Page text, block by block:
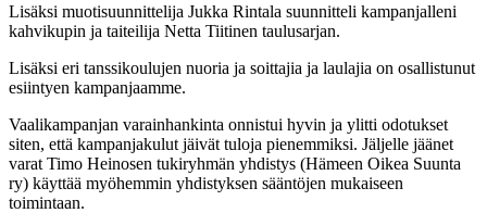
Lisäksi muotisuunnittelija Jukka Rintala suunnitteli kampanjalleni
kahvikupin ja taiteilija Netta Tiitinen taulusarjan.
Lisäksi eri tanssikoulujen nuoria ja soittajia ja laulajia on osallistunut
esiintyen kampanjaamme.
Vaalikampanjan varainhankinta onnistui hyvin ja ylitti odotukset
siten, että kampanjakulut jäivät tuloja pienemmiksi. Jäljelle jäänet
varat Timo Heinosen tukiryhmän yhdistys (Hämeen Oikea Suunta
ry) käyttää myöhemmin yhdistyksen sääntöjen mukaiseen
toimintaan.